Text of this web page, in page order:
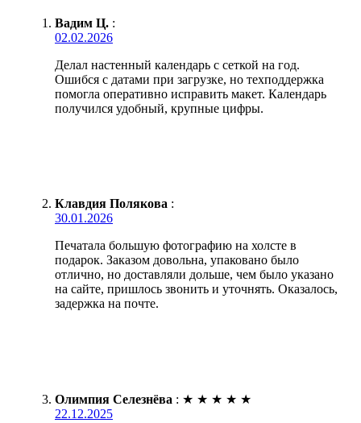
Вадим Ц. :
02.02.2026
Делал настенный календарь с сеткой на год.
Ошибся с датами при загрузке, но техподдержка
помогла оперативно исправить макет. Календарь
получился удобный, крупные цифры.
Клавдия Полякова :
30.01.2026
Печатала большую фотографию на холсте в
подарок. Заказом довольна, упаковано было
отлично, но доставляли дольше, чем было указано
на сайте, пришлось звонить и уточнять. Оказалось,
задержка на почте.
Олимпия Селезнёва : ★ ★ ★ ★ ★
22.12.2025